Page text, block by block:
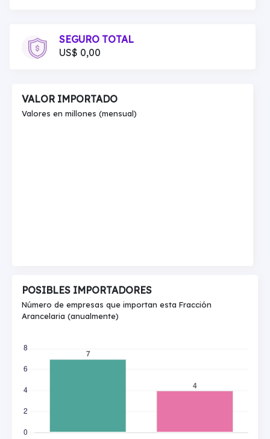
SEGURO TOTAL
US$ 0,00
VALOR IMPORTADO
Valores en millones (mensual)
POSIBLES IMPORTADORES
Número de empresas que importan esta Fracción
Arancelaria (anualmente)